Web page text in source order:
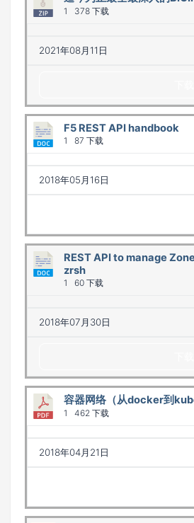
1 378 下载
2021年08月11日
F5 REST API handbook
1 87 下载
2018年05月16日
REST API to manage
zrsh
1 60 下载
2018年07月30日
容器网络（从docker到
1 462 下载
2018年04月21日